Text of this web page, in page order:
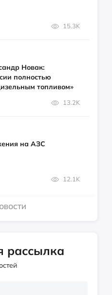
15.3K
Новак:
полностью
топливом»
13.2K
на АЗС
12.1K
рассылка